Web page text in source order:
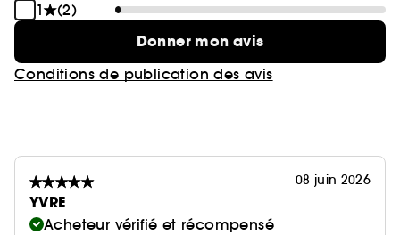
1
(2)
Donner mon avis
Conditions de publication des avis
08 juin 2026
YVRE
Acheteur vérifié et récompensé